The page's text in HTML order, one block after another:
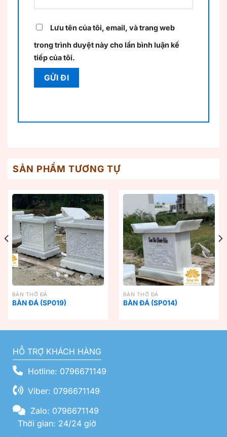
Lưu tên của tôi, email, và trang web
trong trình duyệt này cho lần bình luận kế
tiếp của tôi.
SẢN PHẨM TƯƠNG TỰ
BÀN THỜ ĐÁ
BÀN ĐÁ (SP019)
BÀN THỜ ĐÁ
BÀN ĐÁ (SP014)
HỖ TRỢ KHÁCH HÀNG
Hotline: 0796671149
Viber: 0796671149
Zalo: 0796671149
Thời gian: 24/24 giờ